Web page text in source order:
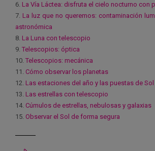
6. La Vía Láctea: disfruta el cielo nocturno con
7. La luz que no queremos: contaminación
astronómica
8. La Luna con telescopio
9. Telescopios: óptica
10. Telescopios: mecánica
11. Cómo observar los planetas
12. Las estaciones del año y las puestas de Sol
13. Las estrellas con telescopio
14. Cúmulos de estrellas, nebulosas y galaxias
15. Observar el Sol de forma segura